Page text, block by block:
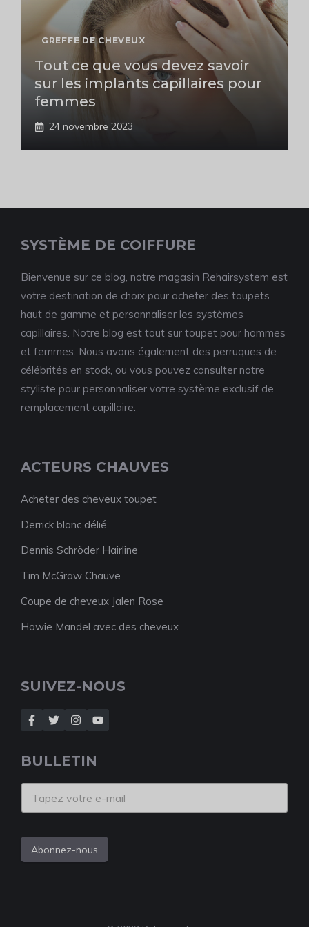
GREFFE DE CHEVEUX
Tout ce que vous devez savoir
sur les implants capillaires pour
femmes
24 novembre 2023
SYSTÈME DE COIFFURE
Bienvenue sur ce blog, notre magasin Rehairsystem est
votre destination de choix pour acheter des toupets
haut de gamme et personnaliser les systèmes
capillaires. Notre blog est tout sur toupet pour hommes
et femmes. Nous avons également des perruques de
célébrités en stock, ou vous pouvez consulter notre
styliste pour personnaliser votre système exclusif de
remplacement capillaire.
ACTEURS CHAUVES
Acheter des cheveux toupet
Derrick blanc délié
Dennis Schröder Hairline
Tim McGraw Chauve
Coupe de cheveux Jalen Rose
Howie Mandel avec des cheveux
SUIVEZ-NOUS
BULLETIN
Abonnez-nous